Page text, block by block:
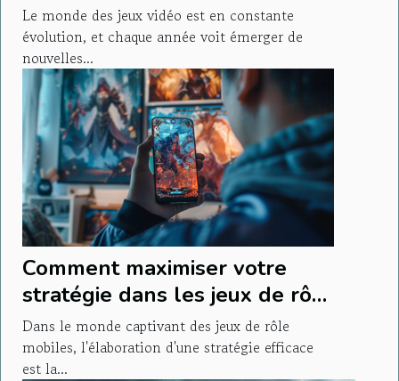
Le monde des jeux vidéo est en constante
évolution, et chaque année voit émerger de
nouvelles...
Comment maximiser votre
stratégie dans les jeux de rôle
mobiles
Dans le monde captivant des jeux de rôle
mobiles, l'élaboration d'une stratégie efficace
est la...